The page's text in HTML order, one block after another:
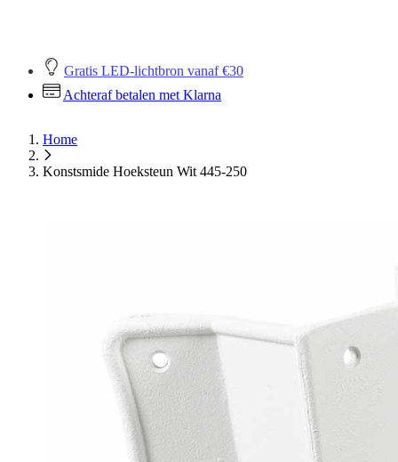
Gratis LED-lichtbron vanaf €30
Achteraf betalen met Klarna
Home
Konstsmide Hoeksteun Wit 445-250